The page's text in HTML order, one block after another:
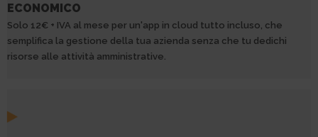
ECONOMICO
Solo 12€ + IVA al mese per un'app in cloud tutto incluso, che
semplifica la gestione della tua azienda senza che tu dedichi
risorse alle attività amministrative.